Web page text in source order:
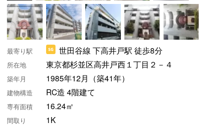
最寄り駅 世田谷線 下高井戸駅 徒歩8分
所在地 東京都杉並区高井戸西１丁目２－４
築年月 1985年12月（築41年）
建物構造 RC造 4階建て
専有面積 16.24㎡
間取り 1K